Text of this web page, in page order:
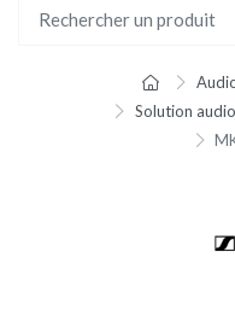
Solution